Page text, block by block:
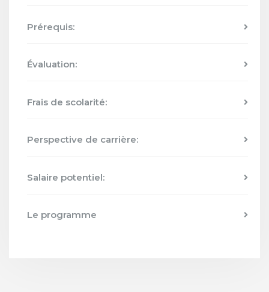
Prérequis:
Évaluation:
Frais de scolarité:
Perspective de carrière:
Salaire potentiel:
Le programme